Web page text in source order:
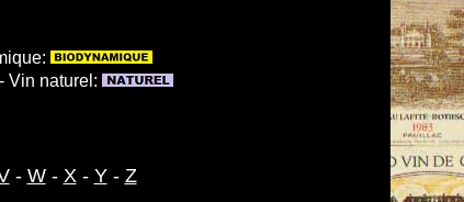
- Vin naturel:
- W- X- Y- Z